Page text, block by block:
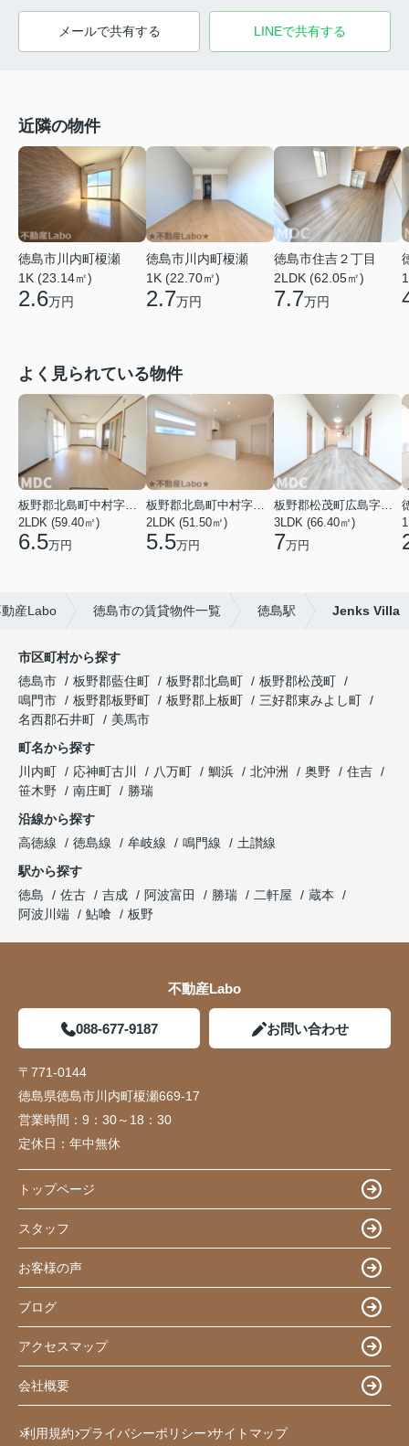
メールで共有する LINEで共有する
近隣の物件
徳島市川内町榎瀬
1K (23.14㎡)
2.6万円
徳島市川内町榎瀬
1K (22.70㎡)
2.7万円
徳島市住吉２丁目
2LDK (62.05㎡)
7.7万円
よく見られている物件
板野郡北島町中村字本須
2LDK (59.40㎡)
6.5万円
板野郡北島町中村字東堤ノ内
2LDK (51.50㎡)
5.5万円
板野郡松茂町広島字南ハリ
3LDK (66.40㎡)
7万円
産Labo 徳島市の賃貸物件一覧 徳島駅 Jenks Villa
市区町村から探す
徳島市
板野郡藍住町 板野郡北島町
板野郡松茂町
鳴門市
板野郡板野町 板野郡上板町
三好郡東みよし町
名西郡石井町
美馬市
町名から探す
川内町
応神町古川 八万町 鯛浜 北沖洲 奥野
住吉
笹木野
南庄町
勝瑞
沿線から探す
高徳線
徳島線 牟岐線 鳴門線
土讃線
駅から探す
徳島
佐古 吉成 阿波富田 勝瑞 二軒屋
蔵本
阿波川端
鮎喰 板野
不動産Labo
088-677-9187 お問い合わせ
〒771-0144
徳島県徳島市川内町榎瀬669-17
営業時間： 9：30～18：30
定休日： 年中無休
トップページ
スタッフ
お客様の声
ブログ
アクセスマップ
会社概要
利用規約 プライバシーポリシー サイトマップ